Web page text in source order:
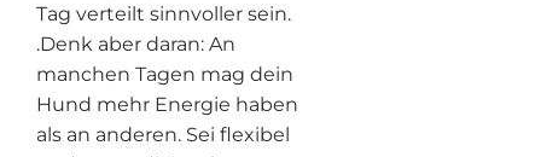
Tag verteilt sinnvoller sein.
.Denk aber daran: An
manchen Tagen mag dein
Hund mehr Energie haben
als an anderen. Sei flexibel